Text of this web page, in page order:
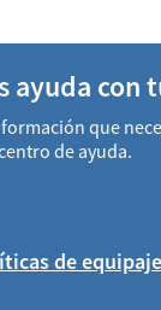
ayuda con
que
de ayuda.
de equipaje